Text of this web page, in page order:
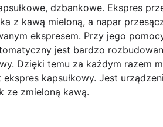
dzbankowe. Ekspres
z kawą mieloną, a napar
ekspresem. Przy jego
jest bardzo
Dzięki temu za każdym razem
kapsułkowy. Jest
ze zmieloną kawą.